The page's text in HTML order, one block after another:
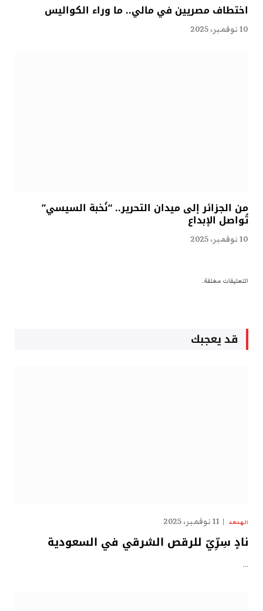
اختطاف مصريين في مالي.. ما وراء الكواليس
10 نوفمبر، 2025
من الجزائر إلى ميدان التحرير.. “نُخبة السيسي”
تُواصل الإبداع
10 نوفمبر، 2025
التعليقات مغلقة.
قد يعجبك
الهدهد 11 نوفمبر، 2025
نادٍ سِرِّيّ للرقص الشرقي في السعودية
…